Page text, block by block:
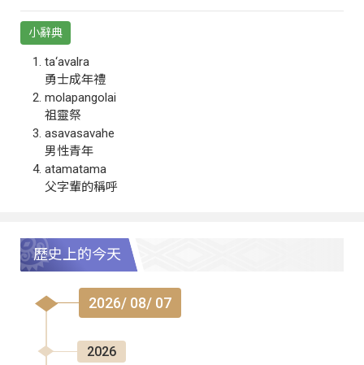
小辭典
ta‘avalra
勇士成年禮
molapangolai
祖靈祭
asavasavahe
男性青年
atamatama
父字輩的稱呼
歷史上的今天
2026/ 08/ 07
2026